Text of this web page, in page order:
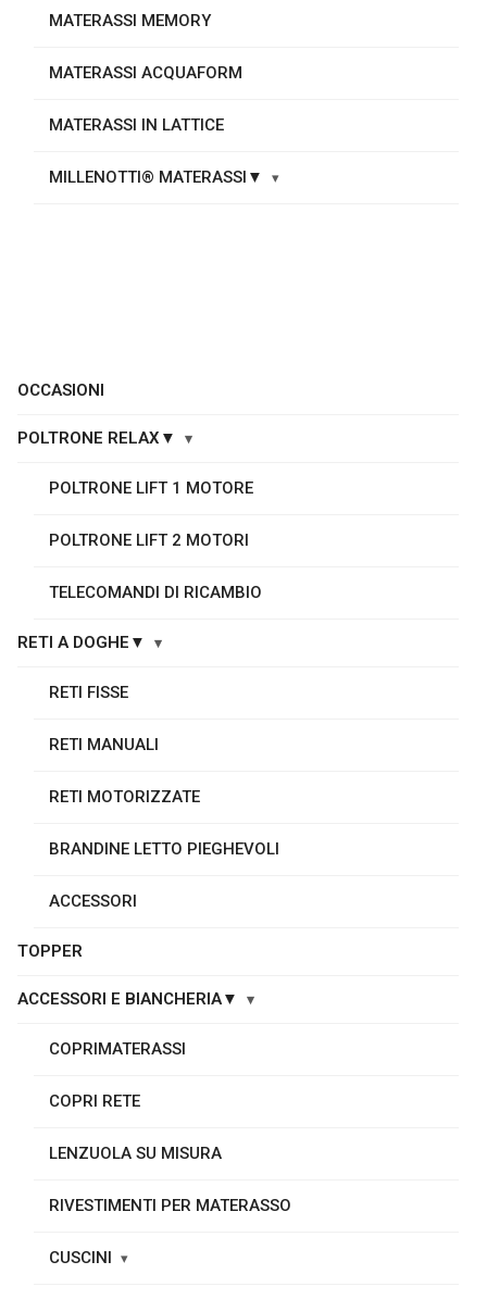
MATERASSI MEMORY
MATERASSI ACQUAFORM
MATERASSI IN LATTICE
MILLENOTTI® MATERASSI▼
OCCASIONI
POLTRONE RELAX▼
POLTRONE LIFT 1 MOTORE
POLTRONE LIFT 2 MOTORI
TELECOMANDI DI RICAMBIO
RETI A DOGHE▼
RETI FISSE
RETI MANUALI
RETI MOTORIZZATE
BRANDINE LETTO PIEGHEVOLI
ACCESSORI
TOPPER
ACCESSORI E BIANCHERIA▼
COPRIMATERASSI
COPRI RETE
LENZUOLA SU MISURA
RIVESTIMENTI PER MATERASSO
CUSCINI